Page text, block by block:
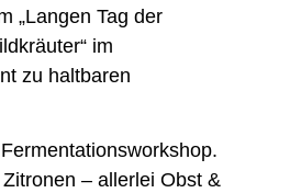
„Langen Tag der
im
zu haltbaren
– allerlei Obst &